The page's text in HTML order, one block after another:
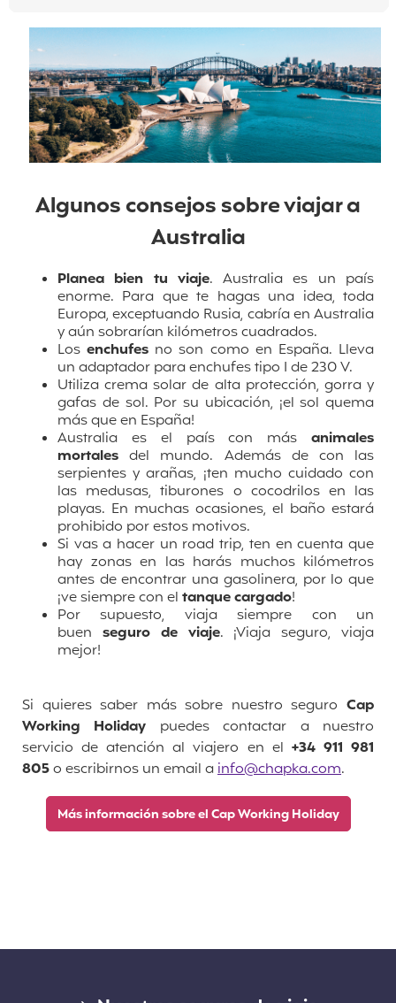
Algunos consejos sobre viajar a
Australia
Planea bien tu viaje. Australia es un país
enorme. Para que te hagas una idea, toda
Europa, exceptuando Rusia, cabría en Australia
y aún sobrarían kilómetros cuadrados.
Losenchufes no son como en España. Lleva
un adaptador para enchufes tipo I de 230 V.
Utiliza crema solar de alta protección, gorra y
gafas de sol. Por su ubicación, ¡el sol quema
más que en España!
Australia es el país con más animales
mortalesdel mundo. Además de con las
serpientes y arañas, ¡ten mucho cuidado con
las medusas, tiburones o cocodrilos en las
playas. En muchas ocasiones, el baño estará
prohibido por estos motivos.
Si vas a hacer un road trip, ten en cuenta que
hay zonas en las harás muchos kilómetros
antes de encontrar una gasolinera, por lo que
¡ve siempre con el tanque cargado!
Por supuesto, viaja siempre con un
buen seguro de viaje. ¡Viaja seguro, viaja
mejor!
Si quieres saber más sobre nuestro seguro Cap
Working Holiday puedes contactar a nuestro
servicio de atención al viajero en el +34 911 981
805o escribirnos un email ainfo@chapka.com.
Más información sobre el Cap Working Holiday